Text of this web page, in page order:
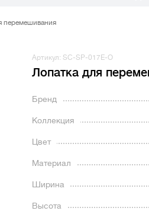
перемешивания
Артикул: SC-SP-017E-O
Лопатка для
Бренд
Коллекция
Цвет
Материал
Ширина
Высота